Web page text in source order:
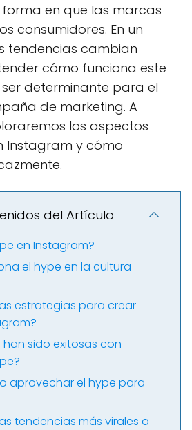
en que las marcas
consumidores. En un
tendencias cambian
cómo funciona este
determinante para el
de marketing. A
los aspectos
Instagram y cómo
del Artículo
en Instagram?
el hype en la cultura
estrategias para crear
sido exitosas con
aprovechar el hype para
tendencias más virales a